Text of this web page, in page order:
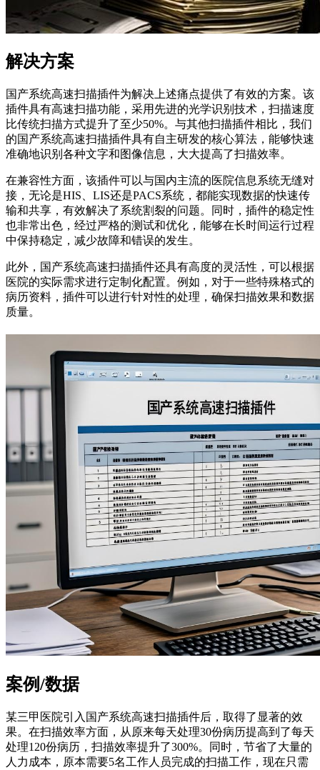
解决方案
国产系统高速扫描插件为解决上述痛点提供了有效的方案。该
插件具有高速扫描功能，采用先进的光学识别技术，扫描速度
比传统扫描方式提升了至少50%。与其他扫描插件相比，我们
的国产系统高速扫描插件具有自主研发的核心算法，能够快速
准确地识别各种文字和图像信息，大大提高了扫描效率。
在兼容性方面，该插件可以与国内主流的医院信息系统无缝对
接，无论是HIS、LIS还是PACS系统，都能实现数据的快速传
输和共享，有效解决了系统割裂的问题。同时，插件的稳定性
也非常出色，经过严格的测试和优化，能够在长时间运行过程
中保持稳定，减少故障和错误的发生。
此外，国产系统高速扫描插件还具有高度的灵活性，可以根据
医院的实际需求进行定制化配置。例如，对于一些特殊格式的
病历资料，插件可以进行针对性的处理，确保扫描效果和数据
质量。
案例/数据
某三甲医院引入国产系统高速扫描插件后，取得了显著的效
果。在扫描效率方面，从原来每天处理30份病历提高到了每天
处理120份病历，扫描效率提升了300%。同时，节省了大量的
人力成本，原本需要5名工作人员完成的扫描工作，现在只需